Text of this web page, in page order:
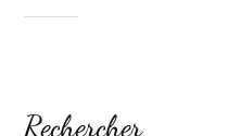
Rechercher